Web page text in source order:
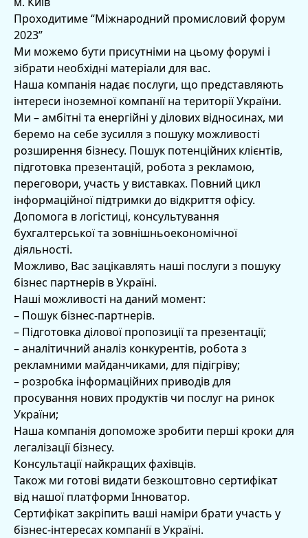
Проходитиме “Міжнародний промисловий форум
2023”
Ми можемо бути присутніми на цьому форумі і
зібрати необхідні матеріали для вас.
Наша компанія надає послуги, що представляють
інтереси іноземної компанії на території України.
Ми – амбітні та енергійні у ділових відносинах, ми
беремо на себе зусилля з пошуку можливості
розширення бізнесу. Пошук потенційних клієнтів,
підготовка презентацій, робота з рекламою,
переговори, участь у виставках. Повний цикл
інформаційної підтримки до відкриття офісу.
Допомога в логістиці, консультування
бухгалтерської та зовнішньоекономічної
діяльності.
Можливо, Вас зацікавлять наші послуги з пошуку
бізнес партнерів в Україні.
Наші можливості на даний момент:
– Пошук бізнес-партнерів.
– Підготовка ділової пропозиції та презентації;
– аналітичний аналіз конкурентів, робота з
рекламними майданчиками, для підігріву;
– розробка інформаційних приводів для
просування нових продуктів чи послуг на ринок
України;
Наша компанія допоможе зробити перші кроки для
легалізації бізнесу.
Консультації найкращих фахівців.
Також ми готові видати безкоштовно сертифікат
від нашої платформи Інноватор.
Сертифікат закріпить ваші наміри брати участь у
бізнес-інтересах компанії в Україні.